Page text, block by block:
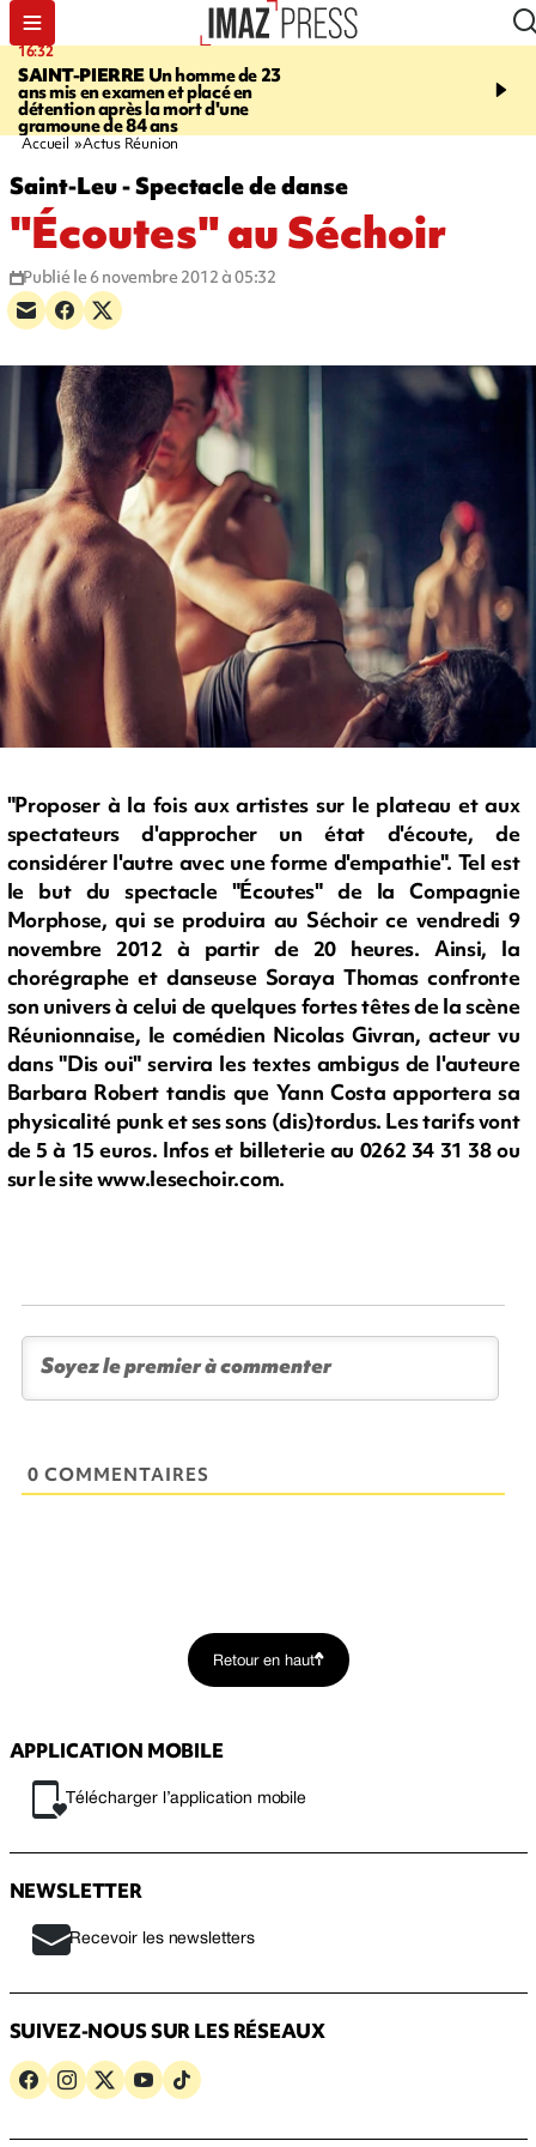
16:32
SAINT-PIERREUn homme de 23
ans mis en examen et placé en
détention après la mort d'une
gramoune de 84 ans
21:08
et Turquie scellent un
Accueil Actus Réunion
Saint-Leu - Spectacle de danse
"Écoutes" au Séchoir
Publié le 6 novembre 2012 à 05:32
"Proposer à la fois aux artistes sur le plateau et aux
spectateurs d'approcher un état d'écoute, de
considérer l'autre avec une forme d'empathie". Tel est
le but du spectacle "Écoutes" de la Compagnie
Morphose, qui se produira au Séchoir ce vendredi 9
novembre 2012 à partir de 20 heures. Ainsi, la
chorégraphe et danseuse Soraya Thomas confronte
son univers à celui de quelques fortes têtes de la scène
Réunionnaise, le comédien Nicolas Givran, acteur vu
dans "Dis oui" servira les textes ambigus de l'auteure
Barbara Robert tandis que Yann Costa apportera sa
physicalité punk et ses sons (dis)tordus. Les tarifs vont
de 5 à 15 euros. Infos et billeterie au 0262 34 31 38 ou
sur le site www.lesechoir.com.
0 COMMENTAIRES
Retour en haut
APPLICATION MOBILE
Télécharger l’application mobile
NEWSLETTER
Recevoir les newsletters
SUIVEZ-NOUS SUR LES RÉSEAUX